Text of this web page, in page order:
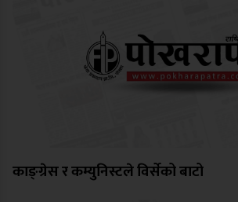
काङ्ग्रेस र कम्युनिस्टले विर्सेको बाटो